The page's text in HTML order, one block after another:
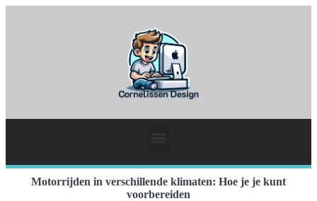
Motorrijden in verschillende klimaten: Hoe je je kunt
voorbereiden